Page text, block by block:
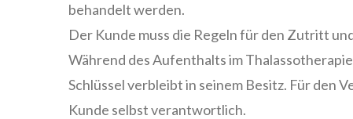
behandelt werden.
Der Kunde muss die Regeln für den Zutritt
Während des Aufenthalts im
Schlüssel verbleibt in seinem Besitz. Für den
Kunde selbst verantwortlich.